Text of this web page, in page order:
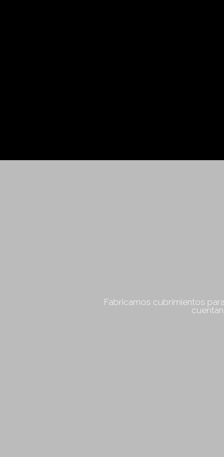
Fabricamos cubrimientos